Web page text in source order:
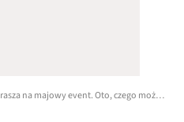
Apple zaprasza na majowy event. Oto, czego można się spodziewać